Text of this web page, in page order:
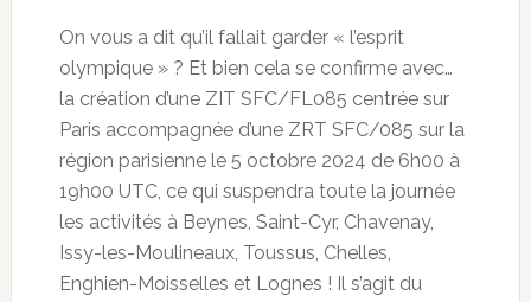
On vous a dit qu’il fallait garder « l’esprit
olympique » ? Et bien cela se confirme avec…
la création d’une ZIT SFC/FL085 centrée sur
Paris accompagnée d’une ZRT SFC/085 sur la
région parisienne le 5 octobre 2024 de 6h00 à
19h00 UTC, ce qui suspendra toute la journée
les activités à Beynes, Saint-Cyr, Chavenay,
Issy-les-Moulineaux, Toussus, Chelles,
Enghien-Moisselles et Lognes ! Il s’agit du